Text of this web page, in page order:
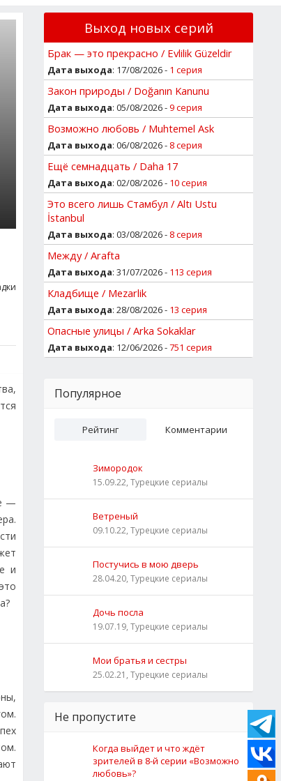
—
и
Выход новых серий
Брак — это прекрасно / Evlilik Güzeldir
Дата выхода: 17/08/2026 - 1 серия
Закон природы / Doğanın Kanunu
Дата выхода: 05/08/2026 -9 серия
Возможно любовь / Muhtemel Ask
Дата выхода: 06/08/2026 - 8 серия
Ещё семнадцать / Daha 17
Дата выхода: 02/08/2026 - 10 серия
Это всего лишь Стамбул / Altı Ustu
İstanbul
Дата выхода: 03/08/2026 - 8 серия
Между / Arafta
Дата выхода: 31/07/2026 - 113 серия
Кладбище / Mezarlik
Дата выхода: 28/08/2026 - 13 серия
Опасные улицы / Arka Sokaklar
Дата выхода: 12/06/2026 -751 серия
Популярное
Рейтинг Комментарии
Зимородок
15.09.22, Турецкие сериалы
Ветреный
09.10.22, Турецкие сериалы
Постучись в мою дверь
28.04.20, Турецкие сериалы
Дочь посла
19.07.19, Турецкие сериалы
Мои братья и сестры
25.02.21, Турецкие сериалы
Не пропустите
Когда выйдет и что ждёт
зрителей в 8-й серии «Возможно
любовь»?